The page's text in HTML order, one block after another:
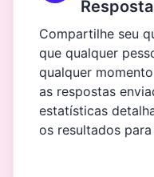
Compartilhe seu
que qualquer
qualquer
as respostas
estatísticas
os resultados para